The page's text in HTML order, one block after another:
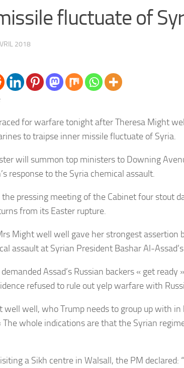
fluctuate of
2018
for warfare tonight after Theresa Might
to traipse inner missile fluctuate of Syria.
will summon top ministers to Downing
response to the Syria chemical assault.
the pressing meeting of the Cabinet four stout
from its Easter rupture.
Might well well gave her strongest assertion
assault at Syrian President Bashar Al-
Assad’s Russian backers « get
refused to rule out yelp warfare with
well well, who Trump needs to group up with in
The whole indications are that the Syrian
a Sikh centre in Walsall, the PM declared: